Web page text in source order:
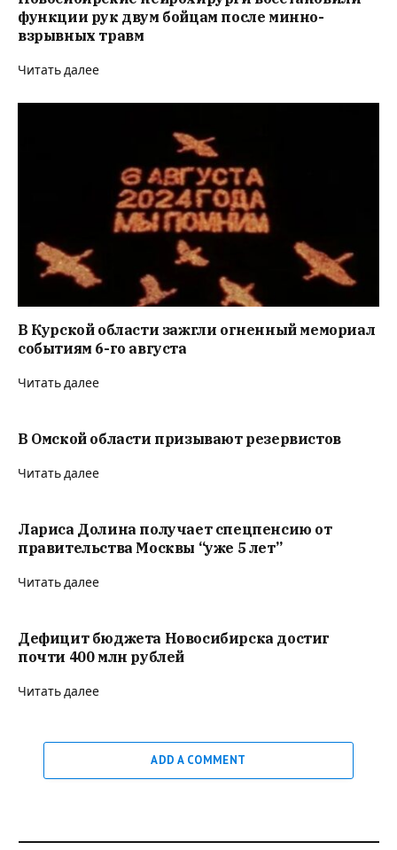
функции рук двум бойцам после минно-
взрывных травм
Читать далее
В Курской области зажгли огненный мемориал
событиям 6-го августа
Читать далее
В Омской области призывают резервистов
Читать далее
Лариса Долина получает спецпенсию от
правительства Москвы “уже 5 лет”
Читать далее
Дефицит бюджета Новосибирска достиг
почти 400 млн рублей
Читать далее
ADD A COMMENT